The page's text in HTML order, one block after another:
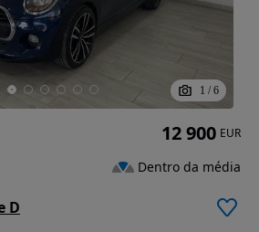
1 / 6
D
12 900 EUR
Dentro da média